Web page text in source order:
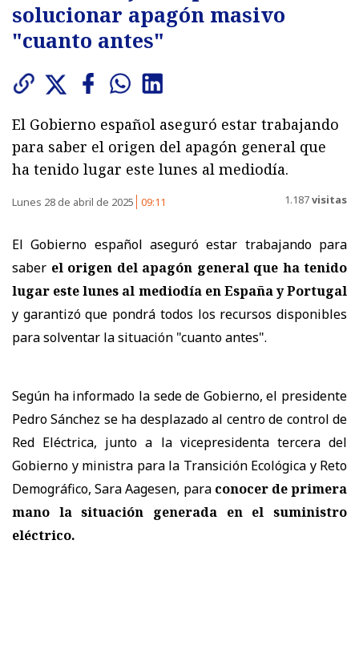
solucionar apagón masivo
"cuanto antes"
El Gobierno español aseguró estar trabajando
para saber el origen del apagón general que
ha tenido lugar este lunes al mediodía.
Lunes 28 de abril de 2025 09:11 1.187visitas
El Gobierno español aseguró estar trabajando para
saber el origen del apagón general que ha tenido
lugar este lunes al mediodía en España y Portugal
y garantizó que pondrá todos los recursos disponibles
para solventar la situación "cuanto antes".
Según ha informado la sede de Gobierno, el presidente
Pedro Sánchez se ha desplazado al centro de control de
Red Eléctrica, junto a la vicepresidenta tercera del
Gobierno y ministra para la Transición Ecológica y Reto
Demográfico, Sara Aagesen, para conocer de primera
mano la situación generada en el suministro
eléctrico.